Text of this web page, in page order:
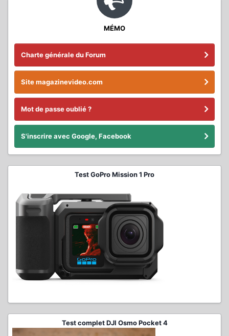
MÉMO
Charte générale du Forum
Site magazinevideo.com
Mot de passe oublié ?
S'inscrire avec Google, Facebook
Test GoPro Mission 1 Pro
Test complet DJI Osmo Pocket 4